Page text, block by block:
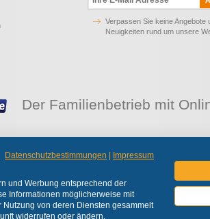
Verpassen Sie keine Angebote
Neuigkeiten rund um unsere
Der Familienbetrieb mit
Alle
Datenschutzbestimmungen Impressum
und Werbung entsprechend der
Informationen möglicherweise mit
von deren Diensten gesammelt
widerrufen oder ändern.